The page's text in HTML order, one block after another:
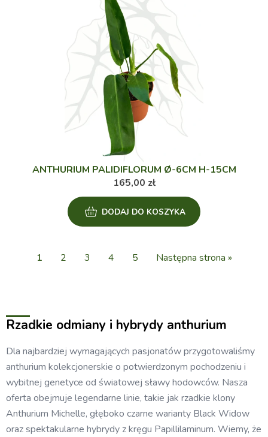
ANTHURIUM PALIDIFLORUM Ø-6CM H-15CM
165,00 zł
DODAJ DO KOSZYKA
1 2 3 4 5 Następna strona »
Rzadkie odmiany i hybrydy anthurium
Dla najbardziej wymagających pasjonatów przygotowaliśmy
anthurium kolekcjonerskie o potwierdzonym pochodzeniu i
wybitnej genetyce od światowej sławy hodowców. Nasza
oferta obejmuje legendarne linie, takie jak rzadkie klony
Anthurium Michelle, głęboko czarne warianty Black Widow
oraz spektakularne hybrydy z kręgu Papillilaminum. Wiemy, że